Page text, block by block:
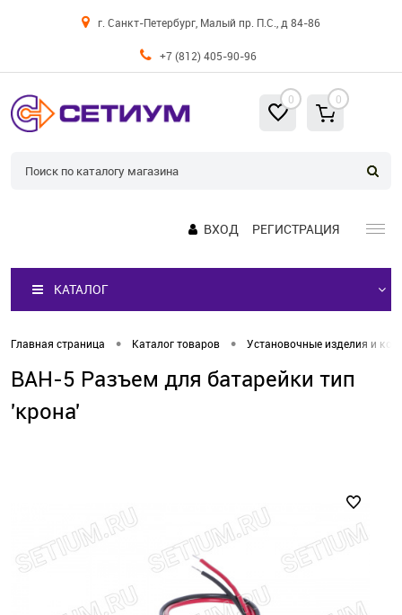
г. Санкт-Петербург, Малый пр. П.С., д 84-86
+7 (812) 405-90-96
0 0
ВХОД РЕГИСТРАЦИЯ
КАТАЛОГ
Главная страница • Каталог товаров • Установочные изделия и
BAH-5 Разъем для батарейки тип
'крона'